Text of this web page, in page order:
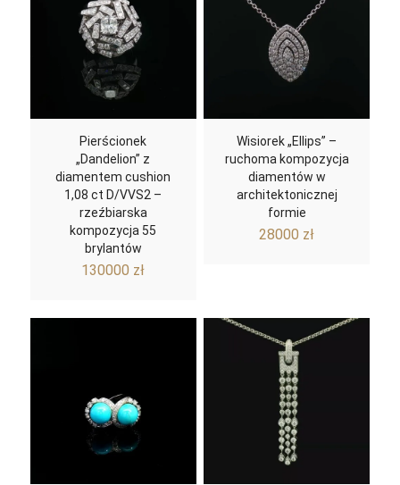
Pierścionek
„Dandelion” z
diamentem cushion
1,08 ct D/VVS2 –
rzeźbiarska
kompozycja 55
brylantów
130000 zł
Wisiorek „Ellips” –
ruchoma kompozycja
diamentów w
architektonicznej
formie
28000 zł